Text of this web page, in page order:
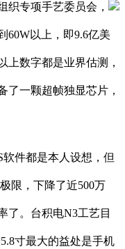
织专项手艺委员会，
60W以上，即9.6亿美
上数字都是业界估测，
了一颗超帧独显芯片，
件都是本人设想，但
限，下降了近500万
了。台积电N3工艺目
寸最大的益处是手机